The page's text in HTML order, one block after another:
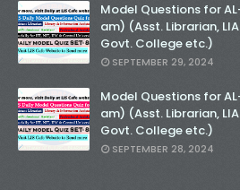
Model Questions for
am) (Asst. Librarian,
Govt. College etc.)
SEPTEMBER 29, 2024
Model Questions for
am) (Asst. Librarian,
Govt. College etc.)
SEPTEMBER 28, 2024